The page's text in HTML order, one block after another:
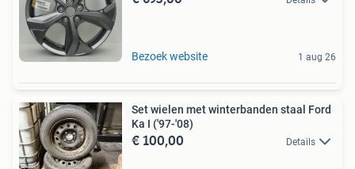
Bezoek website 1 aug 26
Set wielen met winterbanden staal Ford
Ka I ('97-'08)
€ 100,00 Details